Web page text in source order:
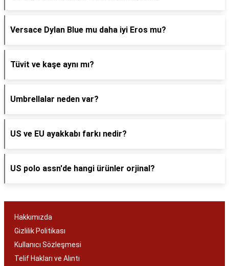
Versace Dylan Blue mu daha iyi Eros mu?
Tüvit ve kaşe aynı mı?
Umbrellalar neden var?
US ve EU ayakkabı farkı nedir?
US polo assn'de hangi ürünler orjinal?
Hakkımızda
Gizlilik Politikası
Kullanıcı Sözleşmesi
Telif Hakları ve Alıntı